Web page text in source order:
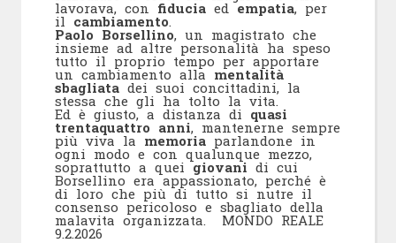
lavorava, con fiduciaedempatia, per
il cambiamento
Paolo Borsellino, un magistrato che
insieme ad altre personalità ha speso
tutto il proprio tempo per apportare
un cambiamento alla mentalità
sbagliatadei suoi concittadini, la
stessa che gli ha tolto la vita.
Ed è giusto, a distanza di quasi
trentaquattro anni, mantenerne sempre
più viva la memoriaparlandone in
ogni modo e con qualunque mezzo,
soprattutto a queigiovani di cui
Borsellino era appassionato, perché è
di loro che più di tutto si nutre il
consenso pericoloso e sbagliato della
malavita organizzata. MONDO REALE
9.2.2026